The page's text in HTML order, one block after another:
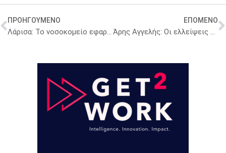
ΠΡΟΗΓΟΥΜΕΝΟ
Λάρισα: Το νοσοκομείο εφαρμόζει σύστημα διαλογής ασθενών με Τεχνητή Νοημοσύνη
ΕΠΟΜΕΝΟ
Άρης Αγγελής: Οι ελλείψεις φαρμάκων επίμονη πρόκληση σε όλη την ΕΕ